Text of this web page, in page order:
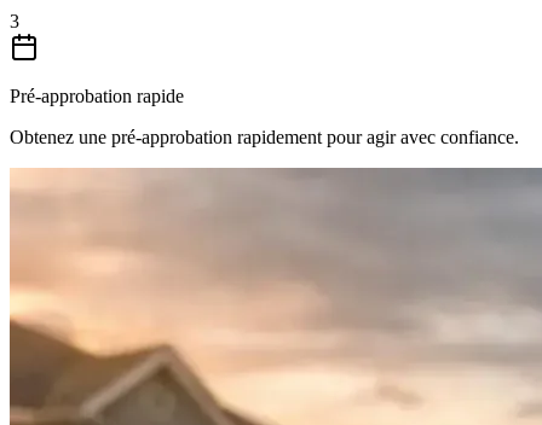
3
Pré-approbation rapide
Obtenez une pré-approbation rapidement pour agir avec confiance.